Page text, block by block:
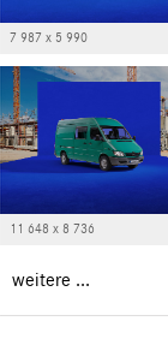
7 987 x 5 990
11 648 x 8 736
weitere ...